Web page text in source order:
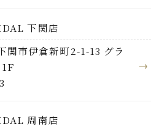
下関店
関市伊倉新町2-1-13 グラ
周南店